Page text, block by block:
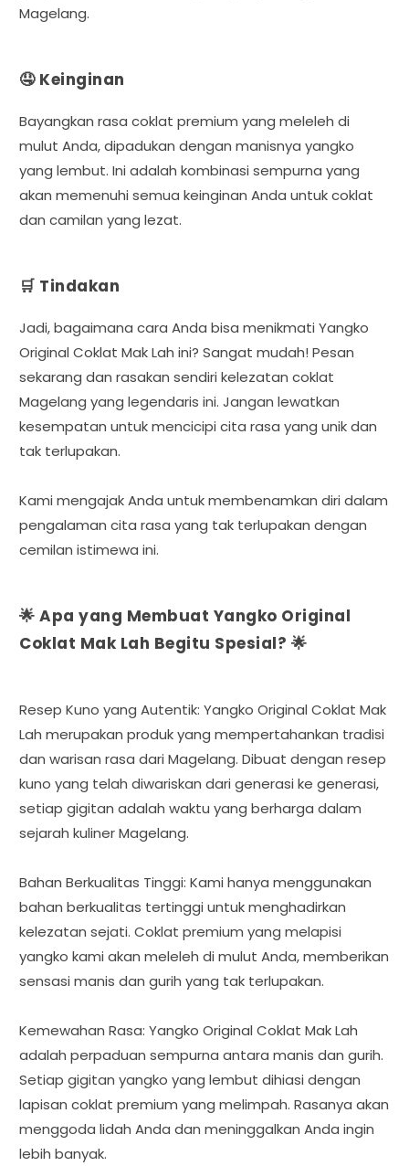
Magelang.
🤤 Keinginan
Bayangkan rasa coklat premium yang meleleh di
mulut Anda, dipadukan dengan manisnya yangko
yang lembut. Ini adalah kombinasi sempurna yang
akan memenuhi semua keinginan Anda untuk coklat
dan camilan yang lezat.
🛒 Tindakan
Jadi, bagaimana cara Anda bisa menikmati Yangko
Original Coklat Mak Lah ini? Sangat mudah! Pesan
sekarang dan rasakan sendiri kelezatan coklat
Magelang yang legendaris ini. Jangan lewatkan
kesempatan untuk mencicipi cita rasa yang unik dan
tak terlupakan.
Kami mengajak Anda untuk membenamkan diri dalam
pengalaman cita rasa yang tak terlupakan dengan
cemilan istimewa ini.
🌟 Apa yang Membuat Yangko Original
Coklat Mak Lah Begitu Spesial? 🌟
Resep Kuno yang Autentik: Yangko Original Coklat Mak
Lah merupakan produk yang mempertahankan tradisi
dan warisan rasa dari Magelang. Dibuat dengan resep
kuno yang telah diwariskan dari generasi ke generasi,
setiap gigitan adalah waktu yang berharga dalam
sejarah kuliner Magelang.
Bahan Berkualitas Tinggi: Kami hanya menggunakan
bahan berkualitas tertinggi untuk menghadirkan
kelezatan sejati. Coklat premium yang melapisi
yangko kami akan meleleh di mulut Anda, memberikan
sensasi manis dan gurih yang tak terlupakan.
Kemewahan Rasa: Yangko Original Coklat Mak Lah
adalah perpaduan sempurna antara manis dan gurih.
Setiap gigitan yangko yang lembut dihiasi dengan
lapisan coklat premium yang melimpah. Rasanya akan
menggoda lidah Anda dan meninggalkan Anda ingin
lebih banyak.